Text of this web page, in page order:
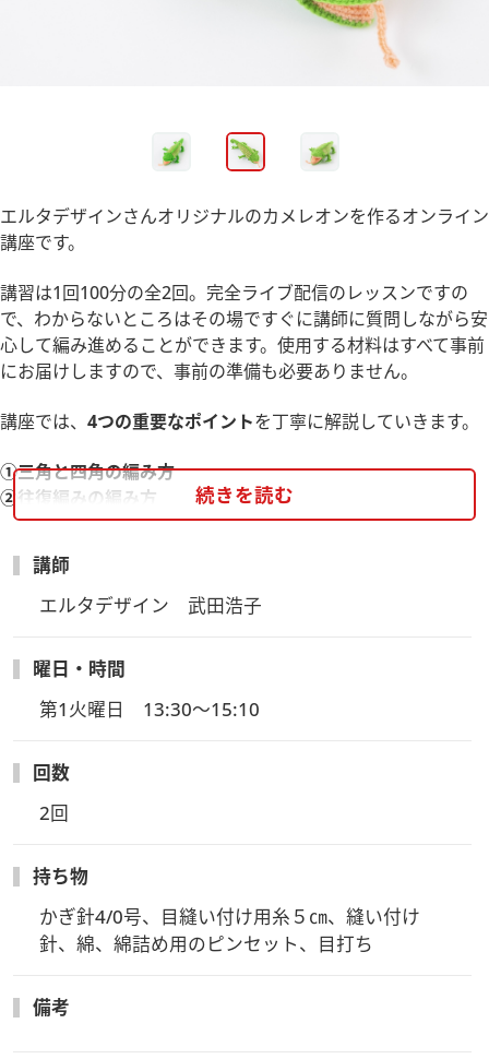
エルタデザインさんオリジナルのカメレオンを作るオンライン
講座です。
講習は1回100分の全2回。完全ライブ配信のレッスンですの
で、わからないところはその場ですぐに講師に質問しながら安
心して編み進めることができます。使用する材料はすべて事前
にお届けしますので、事前の準備も必要ありません。
講座では、 4つの重要なポイントを丁寧に解説していきます。
①三角と四角の編み方
②往復編みの編み方
③糸渡しの方法
④ピコットや編み出しの手法
編みぐるみならではの絶妙な可愛らしさを楽しみながら、作品
※こちらの講座は複数受講割引対象外、入学金不要の講座とな
ります。
【お申込み受付締切】
【教材内容】
・オリジナルレシピ ・毛糸（ハマナカ ピッコロ2色） ・ボ
タンアイ
アーカイブ視聴方法など）を開催日の3～5日前にヴォーグ学
続きを読む
講師
エルタデザイン　武田浩子
曜日・時間
第1火曜日　13:30～15:10
回数
2回
持ち物
かぎ針4/0号、目縫い付け用糸５㎝、縫い付け
針、綿、綿詰め用のピンセット、目打ち
備考